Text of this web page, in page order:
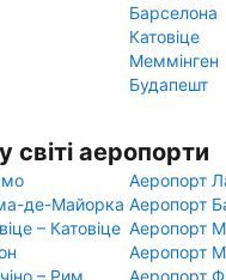
Барселона
Катовіце
Меммінген
Будапешт
світі аеропорти
Аеропорт
де-Майорка Аеропорт
– Катовіце Аеропорт
Аеропорт
– Рим
Аеропорт